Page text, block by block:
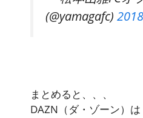
(@yamagafc)
まとめると、、、
DAZN（ダ・ゾーン）は